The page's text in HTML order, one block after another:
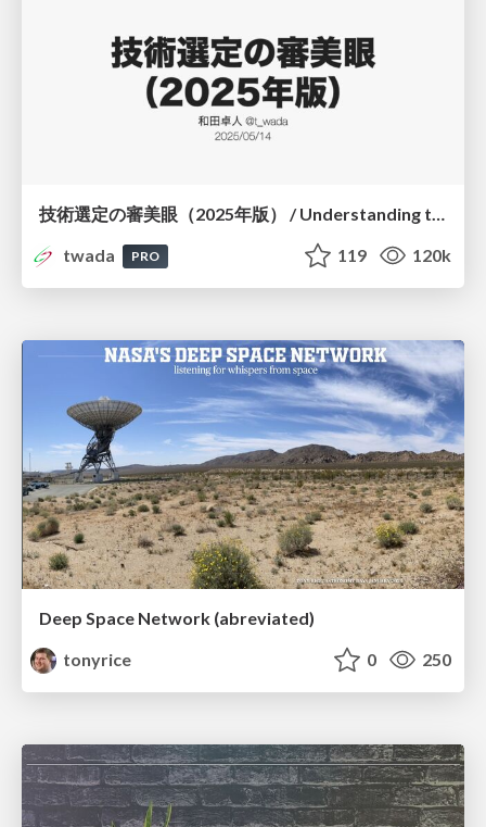
技術選定の審美眼（2025年版） / Understanding the Spiral of Technologies 2025 edition
twada
PRO 119 120k
Deep Space Network (abreviated)
tonyrice
0 250